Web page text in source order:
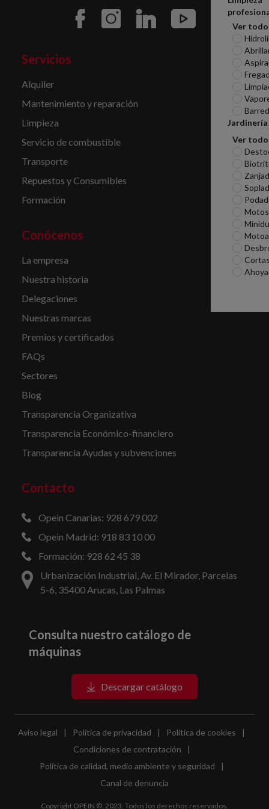
Ver todo
Jardinería
Ver todo
Servicios
Alquiler
Mantenimiento y reparación
Limpieza
Servicio de combustible
Transporte
Repuestos y Consumibles
Formación
Conócenos
La empresa
Nuestra historia
Delegaciones
Nuestras marcas
Premios y certificados
FAQs
Sectores
Blog
Transparencia Organizativa
Transparencia Económico-financiero
Transparencia Ayudas y subvenciones
Contacto
Opein Canarias: 928 679 002
Opein Madrid: 918 83 10 00
Formación: 928 62 45 38
Urbanización Industrial, Av. El Mirador, Parcelas
5-6, 35400 Arucas, Las Palmas
Consulta nuestro catálogo de
máquinas
Descargar catálogo
Aviso legal | Política de privacidad | Política de cookies
|
Condiciones de contratación
|
Política de calidad, medio ambiente y seguridad
|
Canal de denuncia
Copyright OPEIN ©, 2023. Todos los derechos reservados.